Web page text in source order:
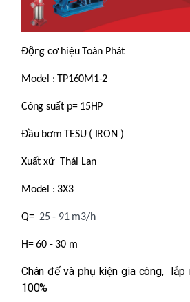
Động cơ hiệu Toàn Phát
Model : TP160M1-2
Công suất p= 15HP
Đầu bơm TESU ( IRON )
Xuất xứ Thái Lan
Model : 3X3
Q= 25 - 91 m3/h
H=60 - 30 m
Chân đế và phụ kiện gia công,
100%